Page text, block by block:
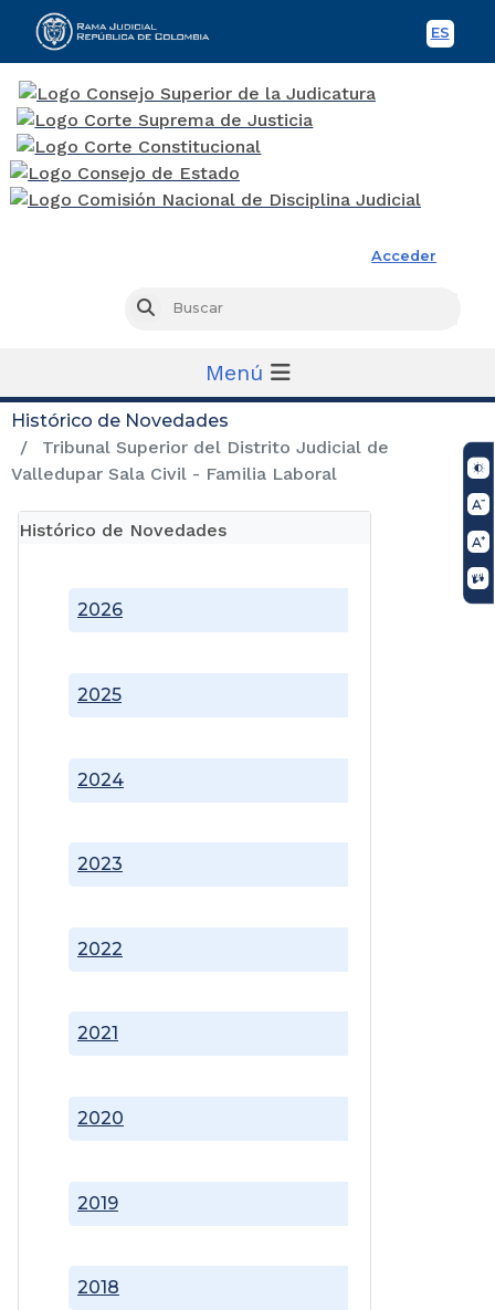
ES
Acceder
Buscar
Menú
Histórico de Novedades
Tribunal Superior del Distrito Judicial de
Valledupar Sala Civil - Familia Laboral
Histórico de Novedades
2018
2019
2020
2021
2022
2023
2024
2025
2026